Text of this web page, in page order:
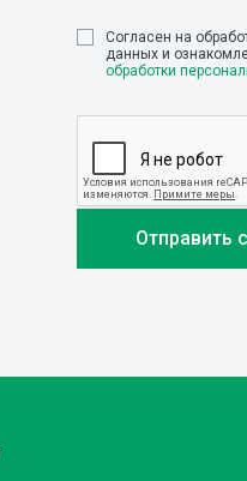
Cогласен на
данных и
обработки